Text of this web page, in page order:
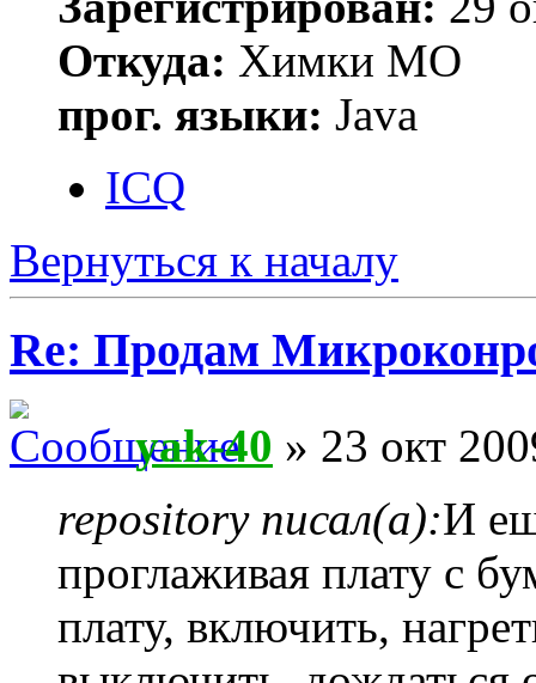
Откуда: Химки МО
прог. языки: Java
ICQ
Вернуться к началу
Re: Продам
yak-40 » 23 окт
repository писал(а):И
проглаживая плату с
плату, включить,